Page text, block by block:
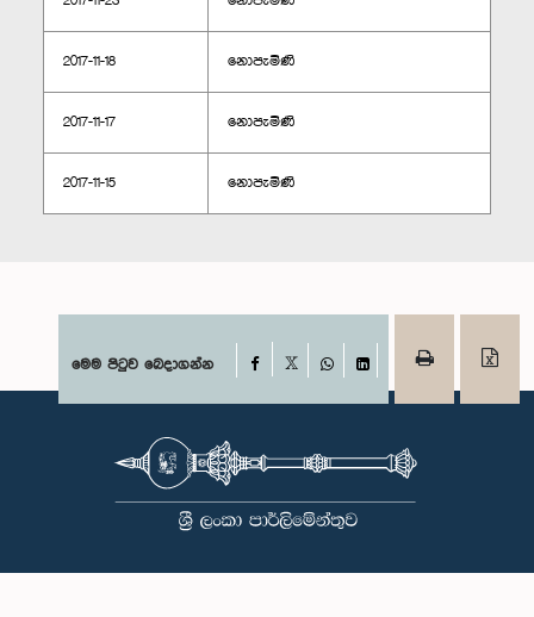
2017-11-18 නොපැමිණි
2017-11-17 නොපැමිණි
2017-11-15 නොපැමිණි
මෙම පිටුව බෙදාගන්න Facebook
WhatsAppLinkedIn